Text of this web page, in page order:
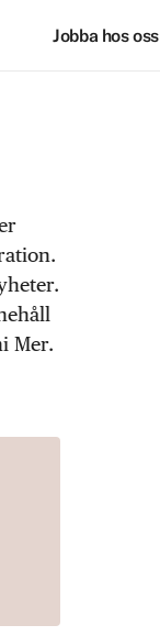
Jobba hos oss
Mer.